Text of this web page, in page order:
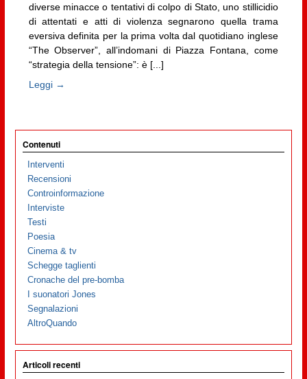
diverse minacce o tentativi di colpo di Stato, uno stillicidio
di attentati e atti di violenza segnarono quella trama
eversiva definita per la prima volta dal quotidiano inglese
“The Observer”, all’indomani di Piazza Fontana, come
“strategia della tensione”: è [...]
Leggi →
Contenuti
Interventi
Recensioni
Controinformazione
Interviste
Testi
Poesia
Cinema & tv
Schegge taglienti
Cronache del pre-bomba
I suonatori Jones
Segnalazioni
AltroQuando
Articoli recenti